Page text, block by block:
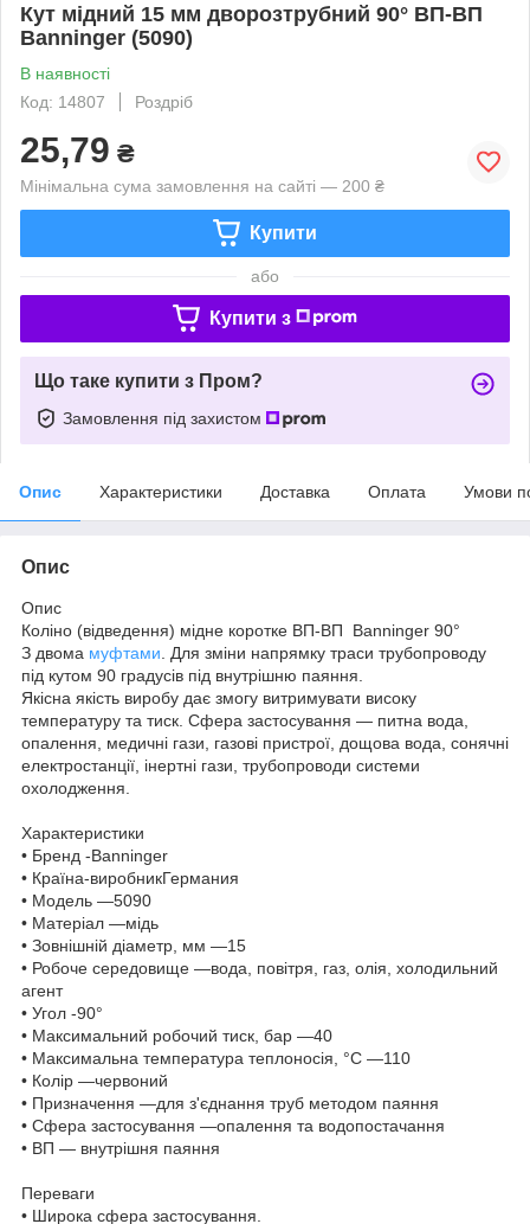
Кут мідний 15 мм дворозтрубний 90° ВП-ВП
Banninger (5090)
В наявності
Код: 14807
Роздріб
25,79 ₴
Мінімальна сума замовлення на сайті — 200 ₴
Купити
або
Купити з
Що таке купити з Пром?
Замовлення під захистом
Опис Характеристики Доставка Оплата Умови
Опис
Опис
Коліно (відведення) мідне коротке ВП-ВП Banninger 90°
З двома муфтами . Для зміни напрямку траси трубопроводу
під кутом 90 градусів під внутрішню паяння.
Якісна якість виробу дає змогу витримувати високу
температуру та тиск. Сфера застосування — питна вода,
опалення, медичні гази, газові пристрої, дощова вода, сонячні
електростанції, інертні гази, трубопроводи системи
охолодження.
Характеристики
• Бренд -Banninger
• Країна-виробникГермания
• Модель —5090
• Матеріал —мідь
• Зовнішній діаметр, мм —15
• Робоче середовище —вода, повітря, газ, олія, холодильний
агент
• Угол -90°
• Максимальний робочий тиск, бар —40
• Максимальна температура теплоносія, °С —110
• Колір —червоний
• Призначення —для з'єднання труб методом паяння
• Сфера застосування —опалення та водопостачання
• ВП — внутрішня паяння
Переваги
• Широка сфера застосування.